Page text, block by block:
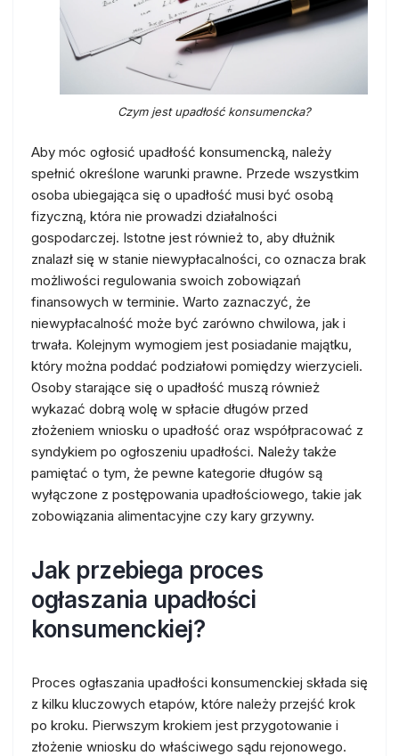
Czym jest upadłość konsumencka?
Aby móc ogłosić upadłość konsumencką, należy
spełnić określone warunki prawne. Przede wszystkim
osoba ubiegająca się o upadłość musi być osobą
fizyczną, która nie prowadzi działalności
gospodarczej. Istotne jest również to, aby dłużnik
znalazł się w stanie niewypłacalności, co oznacza brak
możliwości regulowania swoich zobowiązań
finansowych w terminie. Warto zaznaczyć, że
niewypłacalność może być zarówno chwilowa, jak i
trwała. Kolejnym wymogiem jest posiadanie majątku,
który można poddać podziałowi pomiędzy wierzycieli.
Osoby starające się o upadłość muszą również
wykazać dobrą wolę w spłacie długów przed
złożeniem wniosku o upadłość oraz współpracować z
syndykiem po ogłoszeniu upadłości. Należy także
pamiętać o tym, że pewne kategorie długów są
wyłączone z postępowania upadłościowego, takie jak
zobowiązania alimentacyjne czy kary grzywny.
Jak przebiega proces
ogłaszania upadłości
konsumenckiej?
Proces ogłaszania upadłości konsumenckiej składa się
z kilku kluczowych etapów, które należy przejść krok
po kroku. Pierwszym krokiem jest przygotowanie i
złożenie wniosku do właściwego sądu rejonowego.